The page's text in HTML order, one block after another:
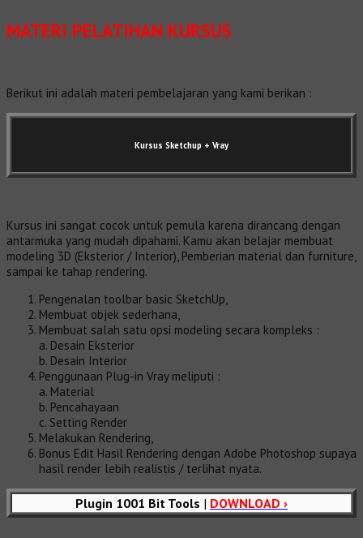
MATERI PELATIHAN KURSUS
Berikut ini adalah materi pembelajaran yang kami berikan :
Kursus Sketchup + Vray
Kursus ini sangat cocok untuk pemula karena dirancang dengan
antarmuka yang mudah dipahami. Kamu akan belajar membuat
modeling 3D (Eksterior / Interior), Pemberian material dan furniture,
sampai ke tahap rendering.
Pengenalan toolbar basic SketchUp,
Membuat objek sederhana,
Membuat salah satu opsi modeling secara kompleks :
a. Desain Eksterior
b. Desain Interior
Penggunaan Plug-in Vray meliputi :
a. Material
b. Pencahayaan
c. Setting Render
Melakukan Rendering,
Bonus Edit Hasil Rendering dengan Adobe Photoshop supaya
hasil render lebih realistis / terlihat nyata.
Plugin 1001 Bit Tools | DOWNLOAD ›